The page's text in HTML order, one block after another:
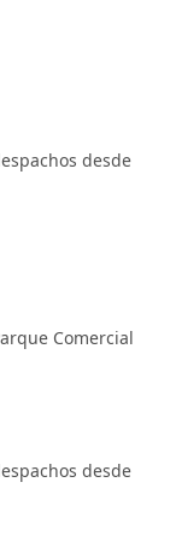
desde
Comercial
desde